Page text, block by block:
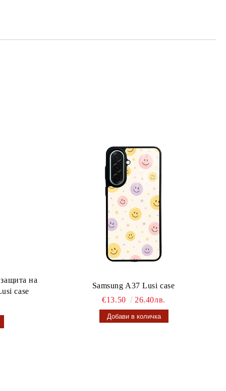
на
case
Samsung A37 Lusi case
€13.50
26.40лв.